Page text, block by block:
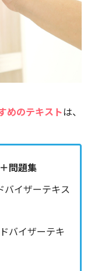
めのテキストは、
問題集
バイザーテキス
バイザーテキ